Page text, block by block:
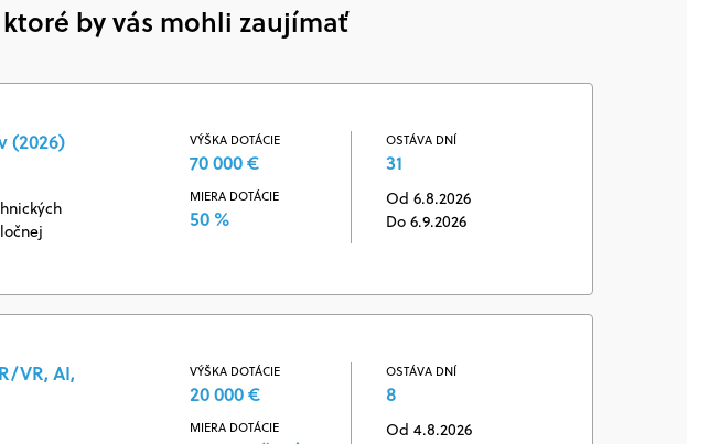
by vás mohli zaujímať
(2026) VÝŠKA DOTÁCIE
70 000 €
MIERA DOTÁCIE
50 %
OSTÁVA DNÍ
31
Od 6.8.2026
Do 6.9.2026
VR, AI,
VÝŠKA DOTÁCIE
20 000 €
MIERA DOTÁCIE
OSTÁVA DNÍ
8
Od 4.8.2026